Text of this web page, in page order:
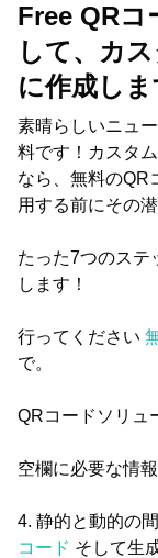
Free QRコ
して、カ
に作成しま
素晴らしいニュ
料です！カスタ
なら、無料のQR
用する前にその
たった7つのステ
します！
行ってください
で。
QRコードソリュ
空欄に必要な情
4. 静的と動的の
コード そして生